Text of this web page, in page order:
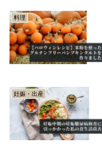
料理
妊娠・出産